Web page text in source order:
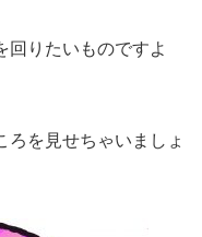
回りたいものですよ
ろを見せちゃいましょ